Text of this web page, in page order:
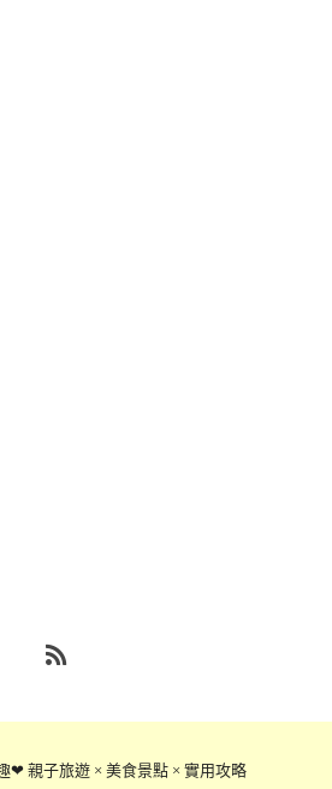
❤ 親子旅遊 × 美食景點 × 實用攻略